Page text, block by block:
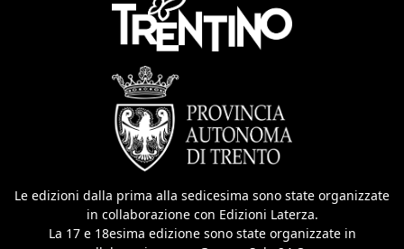
Le edizioni dalla prima alla sedicesima sono state organizzate
in collaborazione con Edizioni Laterza.
La 17 e 18esima edizione sono state organizzate in